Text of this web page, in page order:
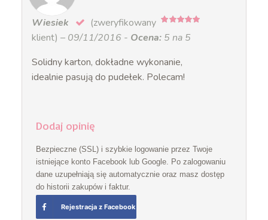
Wiesiek
(zweryfikowany
klient) – 09/11/2016 - Ocena: 5 na 5
Solidny karton, dokładne wykonanie,
idealnie pasują do pudełek. Polecam!
Dodaj opinię
Bezpieczne (SSL) i szybkie logowanie przez Twoje
istniejące konto Facebook lub Google. Po zalogowaniu
dane uzupełniają się automatycznie oraz masz dostęp
do historii zakupów i faktur.
Rejestracja z Facebook